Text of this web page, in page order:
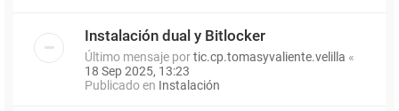
Instalación dual y Bitlocker
Último mensaje portic.cp.tomasyvaliente.velilla «
18 Sep 2025, 13:23
Publicado en Instalación